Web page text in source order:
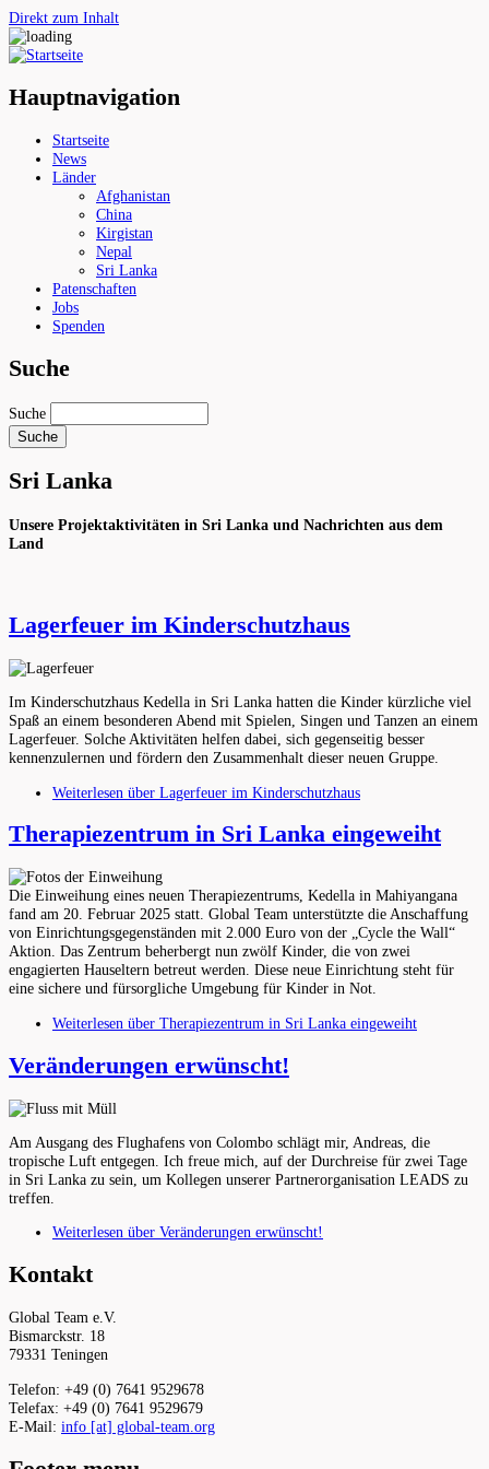
Direkt zum Inhalt
Hauptnavigation
Startseite
News
Länder
Afghanistan
China
Kirgistan
Nepal
Sri Lanka
Patenschaften
Jobs
Spenden
Suche
Suche
Sri Lanka
Unsere Projektaktivitäten in Sri Lanka und Nachrichten aus dem
Land
Lagerfeuer im Kinderschutzhaus
Im Kinderschutzhaus Kedella in Sri Lanka hatten die Kinder kürzliche viel
Spaß an einem besonderen Abend mit Spielen, Singen und Tanzen an einem
Lagerfeuer. Solche Aktivitäten helfen dabei, sich gegenseitig besser
kennenzulernen und fördern den Zusammenhalt dieser neuen Gruppe.
Weiterlesen über Lagerfeuer im Kinderschutzhaus
Therapiezentrum in Sri Lanka eingeweiht
Die Einweihung eines neuen Therapiezentrums, Kedella in Mahiyangana
fand am 20. Februar 2025 statt. Global Team unterstützte die Anschaffung
von Einrichtungsgegenständen mit 2.000 Euro von der „Cycle the Wall“
Aktion. Das Zentrum beherbergt nun zwölf Kinder, die von zwei
engagierten Hauseltern betreut werden. Diese neue Einrichtung steht für
eine sichere und fürsorgliche Umgebung für Kinder in Not.
Weiterlesen über Therapiezentrum in Sri Lanka eingeweiht
Veränderungen erwünscht!
Am Ausgang des Flughafens von Colombo schlägt mir, Andreas, die
tropische Luft entgegen. Ich freue mich, auf der Durchreise für zwei Tage
in Sri Lanka zu sein, um Kollegen unserer Partnerorganisation LEADS zu
treffen.
Weiterlesen über Veränderungen erwünscht!
Kontakt
Global Team e.V.
Bismarckstr. 18
79331 Teningen
Telefon: +49 (0) 7641 9529678
Telefax: +49 (0) 7641 9529679
E-Mail: info [at] global-team.org